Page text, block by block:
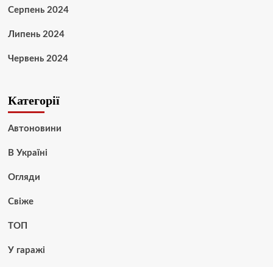
Серпень 2024
Липень 2024
Червень 2024
Категорії
Автоновини
В Україні
Огляди
Свіже
ТОП
У гаражі